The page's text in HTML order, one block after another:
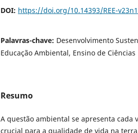
DOI: https://doi.org/10.14393/REE-
Palavras-chave: Desenvolvimento
Educação Ambiental, Ensino de Ciências
Resumo
A questão ambiental se apresenta cada
crucial para a qualidade de vida na